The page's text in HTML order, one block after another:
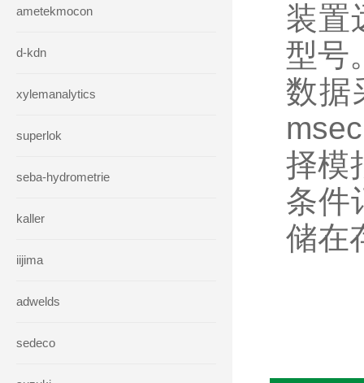
ametekmocon
d-kdn
xylemanalytics
superlok
seba-hydrometrie
kaller
iijima
adwelds
sedeco
装置
型号
数据
择模
条件
储在